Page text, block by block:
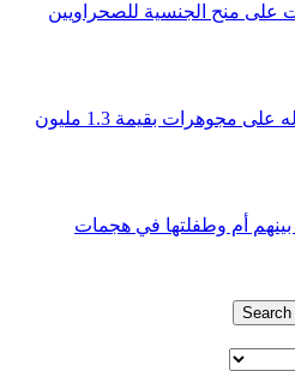
على منح الجنسية للصحراويين
ثاباتيرو يؤكد أمام القضاء حصوله على مجوهرات بقيمة 1.3 مليون
مستمرة: 8 شهداء بينهم أم وطفلتها في هجمات